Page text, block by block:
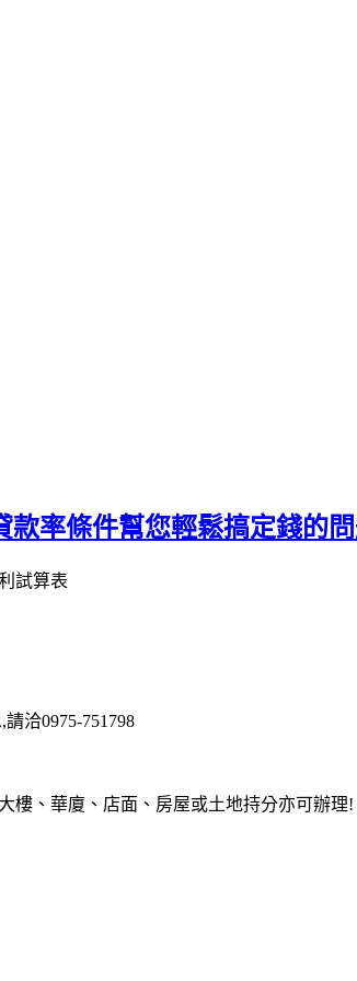
款率條件幫您輕鬆搞定錢的
試算表
洽0975-751798
樓、華廈、店面、房屋或土地持分亦可辦理!